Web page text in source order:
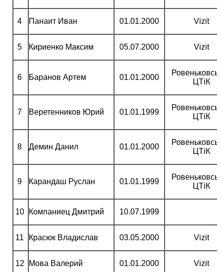
4 Панаит Иван 01.01.2000 Vizit
5 Кириенко Максим 05.07.2000 Vizit
6 Баранов Артем 01.01.2000
ЦТіК
7 Веретенников Юрий 01.01.1999
ЦТіК
8 Демин Данил 01.01.2000
ЦТіК
9 Карандаш Руслан 01.01.1999
ЦТіК
10 Компаниец Дмитрий 10.07.1999
11 Красюк Владислав 03.05.2000 Vizit
12 Мова Валерий 01.01.2000 Vizit